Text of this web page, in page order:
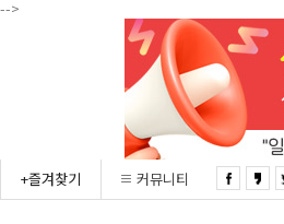
-->
+즐겨찾기 커뮤니티